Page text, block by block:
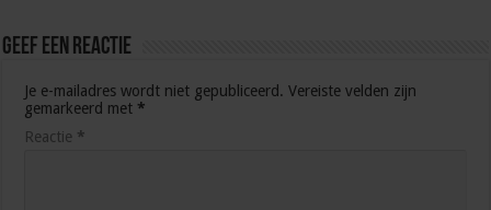
Geef een reactie
Je e-mailadres wordt niet gepubliceerd. Vereiste velden zijn
gemarkeerd met *
Reactie *